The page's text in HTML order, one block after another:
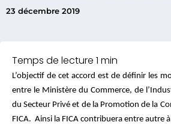
23 décembre 2019
L’objectif de cet accord est de définir les
entre le Ministère du Commerce, de
du Secteur Privé et de la Promotion de la
FICA. Ainsi la FICA contribuera entre autre à